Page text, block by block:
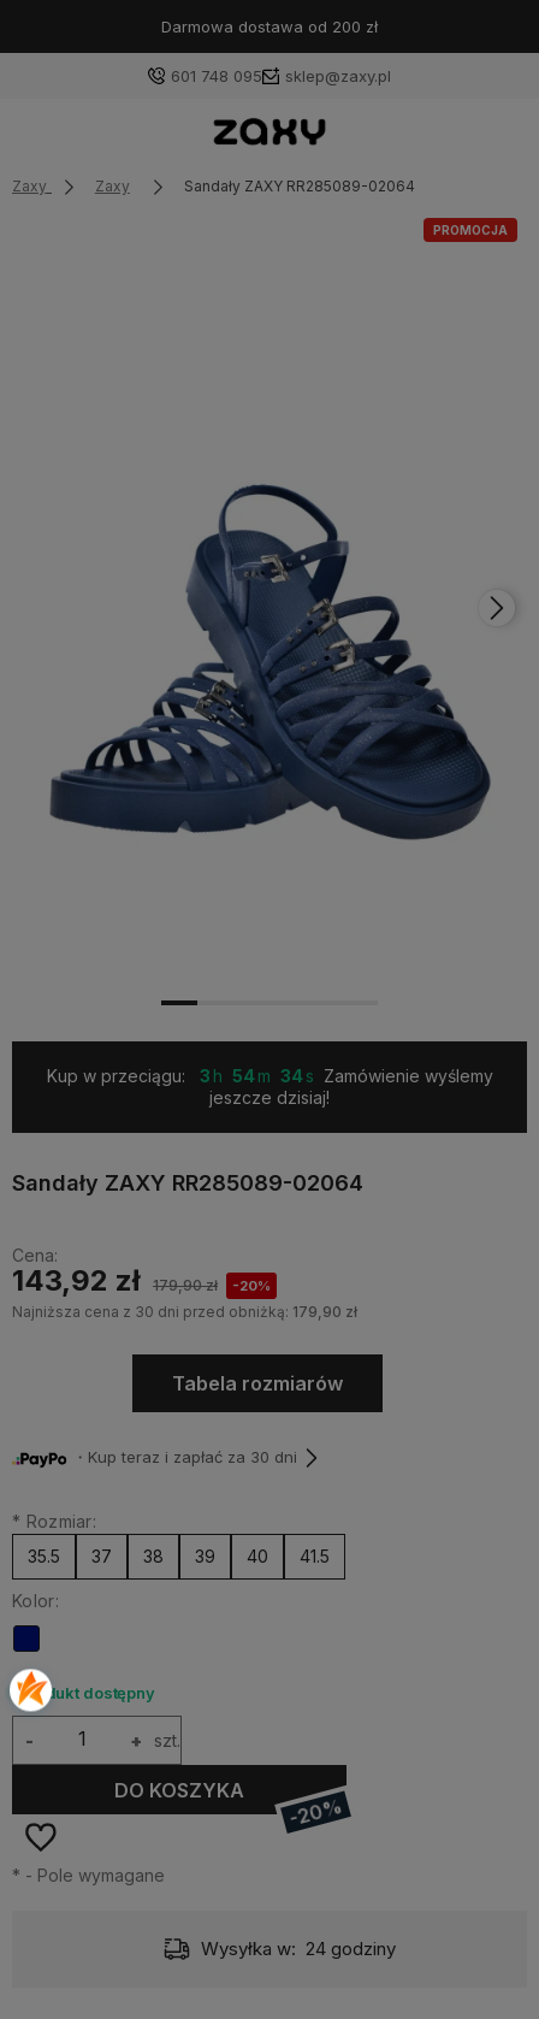
Darmowa dostawa od 200 zł
601 748 095 sklep@zaxy.pl
Zaxy Zaxy Sandały ZAXY RR285089-02064
PROMOCJA
Kup w przeciągu: 3 54 33
Zamówienie wyślemy
jeszcze dzisiaj!
Sandały ZAXY RR285089-02064
Cena:
143,92 zł 179,90 zł -20%
Najniższa cena z 30 dni przed obniżką: 179,90 zł
Tabela rozmiarów
・Kup teraz i zapłać za 30 dni
* Rozmiar:
35.5
37 38 39 40 41.5
Kolor:
Produkt dostępny
+
- szt.
DO KOSZYKA
-20%
* - Pole wymagane
Wysyłka w: 24 godziny